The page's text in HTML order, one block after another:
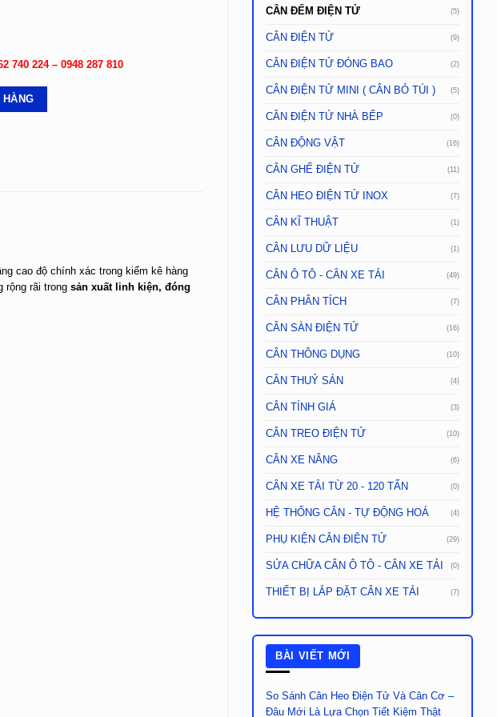
CÂN ĐẾM ĐIỆN TỬ (5)
CÂN ĐIỆN TỬ (9)
CÂN ĐIỆN TỬ ĐÓNG BAO (2)
CÂN ĐIỆN TỬ MINI ( CÂN BỎ TÚI ) (5)
CÂN ĐIỆN TỬ NHÀ BẾP (0)
CÂN ĐỘNG VẬT (16)
CÂN GHẾ ĐIỆN TỬ (11)
CÂN HEO ĐIỆN TỬ INOX (7)
CÂN KĨ THUẬT (1)
CÂN LƯU DỮ LIỆU (1)
CÂN Ô TÔ - CÂN XE TẢI (49)
CÂN PHÂN TÍCH (7)
CÂN SÀN ĐIỆN TỬ (16)
CÂN THÔNG DỤNG (10)
CÂN THUỶ SẢN (4)
CÂN TÍNH GIÁ (3)
CÂN TREO ĐIỆN TỬ (10)
CÂN XE NÂNG (6)
CÂN XE TẢI TỪ 20 - 120 TẤN (0)
HỆ THỐNG CÂN - TỰ ĐỘNG HOÁ (4)
PHỤ KIỆN CÂN ĐIỆN TỬ (29)
SỬA CHỮA CÂN Ô TÔ - CÂN XE TẢI (0)
THIẾT BỊ LẮP ĐẶT CÂN XE TẢI (7)
BÀI VIẾT MỚI
So Sánh Cân Heo Điện Tử Và Cân Cơ –
Đâu Mới Là Lựa Chọn Tiết Kiệm Thật
740 224 – 0948 287 810
cao độ chính xác trong kiểm kê hàng
rộng rãi trong sản xuất linh kiện, đóng